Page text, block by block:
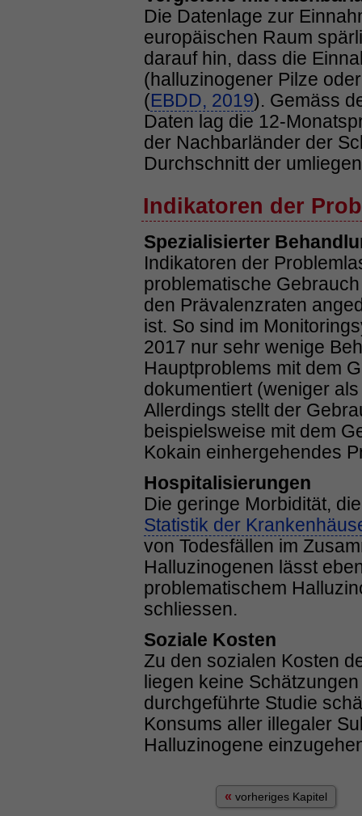
Die Datenlage zur
europäischen Raum
darauf hin, dass die
(halluzinogener Pilze
(EBDD, 2019). Gemäss
Daten lag die 12-
der Nachbarländer der
Durchschnitt der
Indikatoren der
Spezialisierter
Indikatoren der
problematische
den Prävalenzraten
ist. So sind im
2017 nur sehr wenige
Hauptproblems mit dem
dokumentiert (weniger
Allerdings stellt der
beispielsweise mit dem
Kokain einhergehendes
Hospitalisierungen
Die geringe Morbidität,
Statistik der
von Todesfällen im
Halluzinogenen lässt
problematischem
schliessen.
Soziale Kosten
Zu den sozialen Kosten
liegen keine
durchgeführte Studie
Konsums aller illegaler
Halluzinogene
« vorheriges Kapitel